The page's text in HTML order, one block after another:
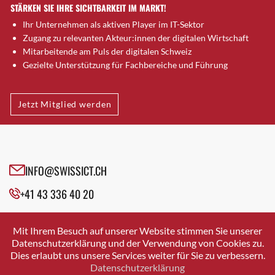
Flims Dorf
Frauenfeld
Fribourg
Genève
Glarus
Glattbrugg
Gossau
Gossau SG
Gwatt (Thun)
Gümligen
STÄRKEN SIE IHRE SICHTBARKEIT IM MARKT!
Ihr Unternehmen als aktiven Player im IT-Sektor
Zugang zu relevanten Akteur:innen der digitalen Wirtschaft
Mitarbeitende am Puls der digitalen Schweiz
Gezielte Unterstützung für Fachbereiche und Führung
Jetzt Mitglied werden
INFO@SWISSICT.CH
+41 43 336 40 20
SWISSICT
VULKANSTRASSE 120
8048 ZURICH
Mit Ihrem Besuch auf unserer Website stimmen Sie unserer
Datenschutzerklärung und der Verwendung von Cookies zu.
Dies erlaubt uns unsere Services weiter für Sie zu verbessern.
Datenschutzerklärung